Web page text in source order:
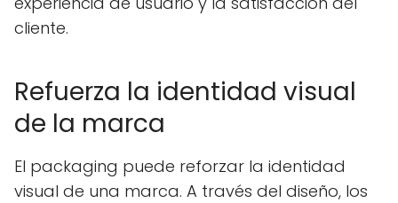
cliente.
Refuerza la identidad visual
de la marca
El packaging puede reforzar la identidad
visual de una marca. A través del diseño, los